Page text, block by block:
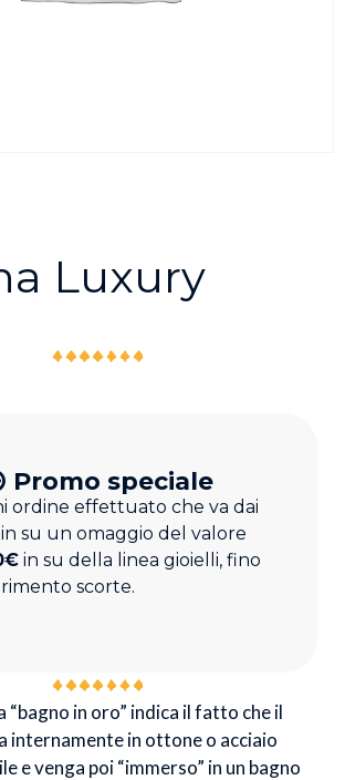
Luxury
Promo speciale
ordine effettuato che va dai
in su un omaggio del valore
in su della linea gioielli, fino
scorte.
“bagno in oro” indica il fatto che il
internamente in ottone o acciaio
e venga poi “immerso” in un bagno